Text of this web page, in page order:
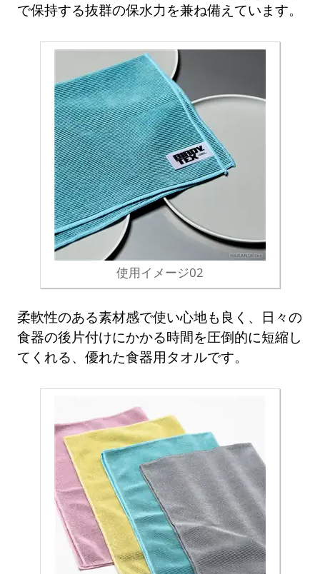
で保持する抜群の保水力を兼ね備えています。
使用イメージ02
柔軟性のある素材感で使い心地も良く、日々の
食器の後片付けにかかる時間を圧倒的に短縮し
てくれる、優れた食器用タオルです。